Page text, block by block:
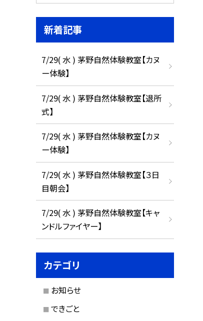
新着記事
7/29( 水 ) 茅野自然体験教室【カヌ
ー体験】
7/29( 水 ) 茅野自然体験教室【退所
式】
7/29( 水 ) 茅野自然体験教室【カヌ
ー体験】
7/29( 水 ) 茅野自然体験教室【３日
目朝会】
7/29( 水 ) 茅野自然体験教室【キャ
ンドルファイヤー】
カテゴリ
お知らせ
できごと